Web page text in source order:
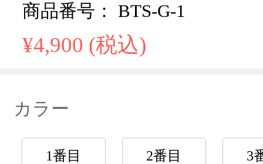
商品番号： BTS-G-1
¥4,900 (税込)
カラー
1番目 2番目 3